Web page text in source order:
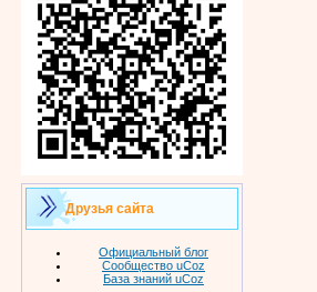
Друзья сайта
Официальный блог
Сообщество uCoz
База знаний uCoz